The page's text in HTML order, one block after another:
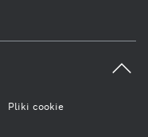
Pliki cookie